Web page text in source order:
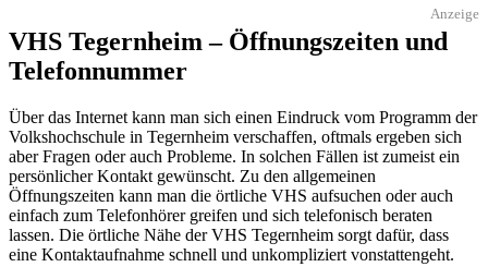
Anzeige
VHS Tegernheim – Öffnungszeiten und
Telefonnummer
Über das Internet kann man sich einen Eindruck vom Programm der
Volkshochschule in Tegernheim verschaffen, oftmals ergeben sich
aber Fragen oder auch Probleme. In solchen Fällen ist zumeist ein
persönlicher Kontakt gewünscht. Zu den allgemeinen
Öffnungszeiten kann man die örtliche VHS aufsuchen oder auch
einfach zum Telefonhörer greifen und sich telefonisch beraten
lassen. Die örtliche Nähe der VHS Tegernheim sorgt dafür, dass
eine Kontaktaufnahme schnell und unkompliziert vonstattengeht.